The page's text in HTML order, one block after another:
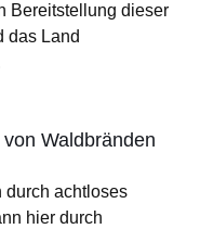
Bereitstellung dieser
das Land
Waldbränden
durch achtloses
hier durch